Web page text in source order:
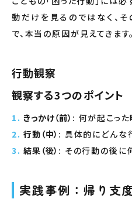
動だけを見るのではなく、
で、本当の原因が見えてきます。
行動観察
観察する3つのポイント
きっかけ（前） : 何が起こっ
行動（中） : 具体的にどんな
結果（後） : その行動の後に
実践事例：帰り支